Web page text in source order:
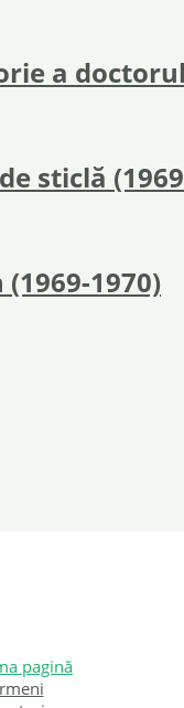
a
sticlă
1970)
pagină